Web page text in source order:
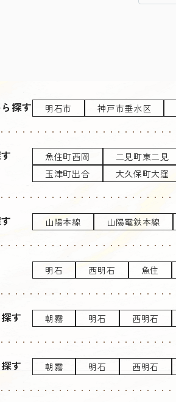
探す 明石市 神戸市垂水区
魚住町西岡 二見町東二見
玉津町出合
大久保町大窪
山陽本線 山陽電鉄本線
明石 西明石 魚住
す 朝霧 明石 西明石
す 朝霧 明石 西明石